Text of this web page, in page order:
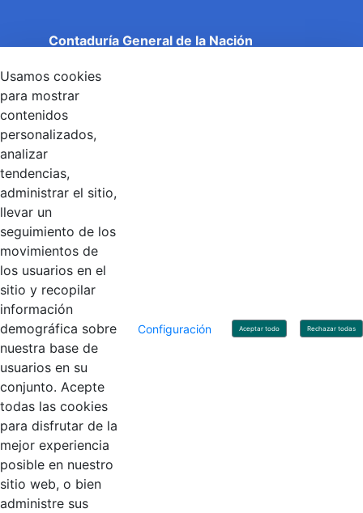
Contaduría General de la Nación
Entidad adscrita al Ministerio de Hacienda y Crédito
Público
Torre 1 (Aire) - Piso 15, Bogotá D.C., Colombia
Código Postal: 111071
Linkedin
Contacto
Línea de servicio al ciudadano: +57(601) 492 64 00
Correo Institucional:
Correo de notificaciones judiciales:
notificacionjudicial@contaduria.gov.co
Correo de Asuntos disciplinarios:
asuntosdisciplinarios@contaduria.gov.co
Línea Anticorrupción: +57(601) 492 64 00 Ext. 4
Política de privacidad y protección de datos personales
Política de derechos de autor
Términos y condiciones de uso
© Copyright 2026 - Todos los derechos reservados
Gobierno de Colombia
Usamos cookies
para mostrar
contenidos
personalizados,
analizar
tendencias,
administrar el sitio,
llevar un
seguimiento de los
movimientos de
los usuarios en el
sitio y recopilar
información
demográfica sobre
nuestra base de
usuarios en su
conjunto. Acepte
todas las cookies
para disfrutar de la
mejor experiencia
posible en nuestro
sitio web, o bien
administre sus
Configuración Aceptar todo Rechazar todas